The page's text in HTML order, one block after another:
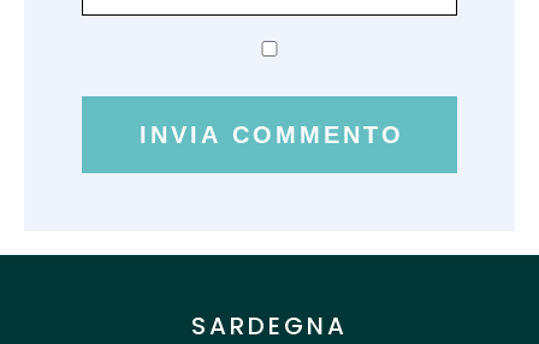
SARDEGNA